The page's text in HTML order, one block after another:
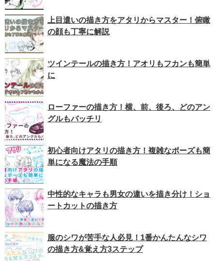
上目遣いの描き方をアタリからマスター！俯瞰
の顔も丁寧に解説
ツインテールの描き方！アオリもフカンも簡単
に
ローファーの描き方！横、前、後ろ、どのアン
グルもバッチリ
初心者向けアタリの描き方！複雑なポーズも簡
単になる魔法の手順
中性的なキャラも男女の違いを描き分け！ショ
ートカットの描き方
服のシワが苦手な人必見！1番かんたんなシワ
の描き方&覚え方3ステップ